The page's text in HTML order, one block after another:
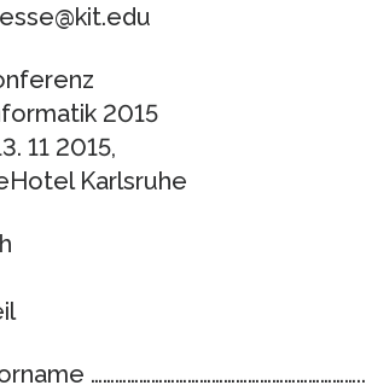
2015
11 2015,
Karlsruhe
…………………………………………………………..